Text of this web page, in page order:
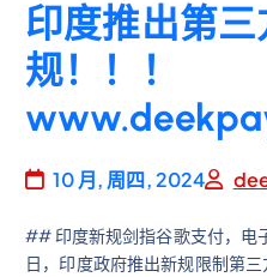
印度推出第
规！！！
10 月, 周四, 2024
## 印度新规剑指谷歌支付，电
日，印度政府推出新规限制第